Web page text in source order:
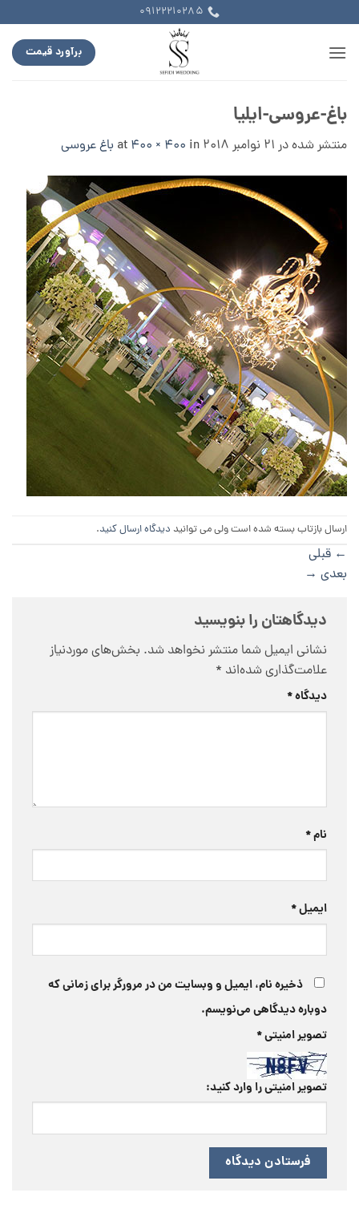
to
content
09122210285
برآورد قیمت
باغ-عروسی-ایلیا
منتشر شده در 21 نوامبر 2018 400 × 400 in باغ عروسی
ارسال بازتاب بسته شده است ولی می توانید دیدگاه ارسال کنید.
← قبلی
بعدی →
دیدگاهتان را بنویسید
نشانی ایمیل شما منتشر نخواهد شد. بخش‌های موردنیاز
علامت‌گذاری شده‌اند *
دیدگاه*
نام*
ایمیل*
ذخیره نام، ایمیل و وبسایت من در مرورگر برای زمانی که
دوباره دیدگاهی می‌نویسم.
تصویر امنیتی*
تصویر امنیتی را وارد کنید: